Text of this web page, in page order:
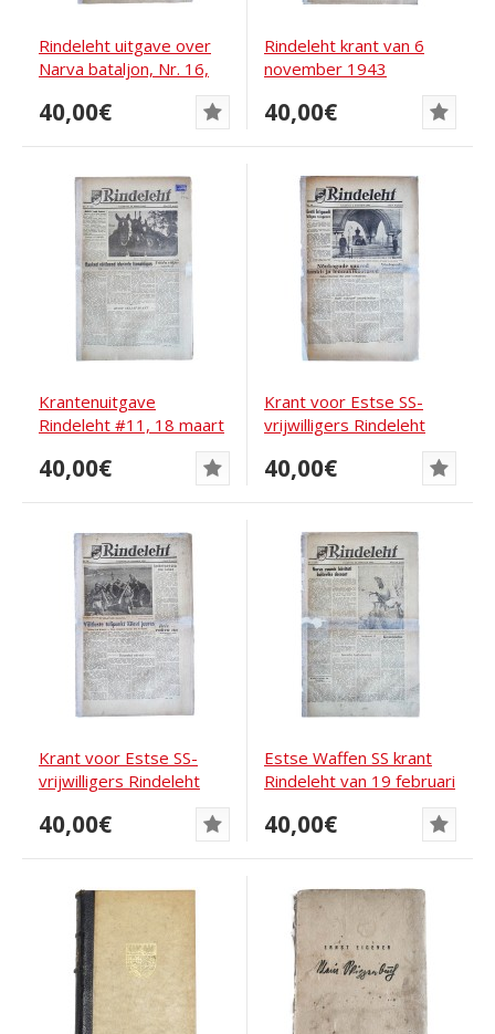
Rindeleht uitgave over
Narva bataljon, Nr. 16,
40,00€
Rindeleht krant van 6
november 1943
40,00€
Krantenuitgave
Rindeleht #11, 18 maart
40,00€
Krant voor Estse SS-
vrijwilligers Rindeleht
40,00€
Krant voor Estse SS-
vrijwilligers Rindeleht
40,00€
Estse Waffen SS krant
Rindeleht van 19 februari
40,00€